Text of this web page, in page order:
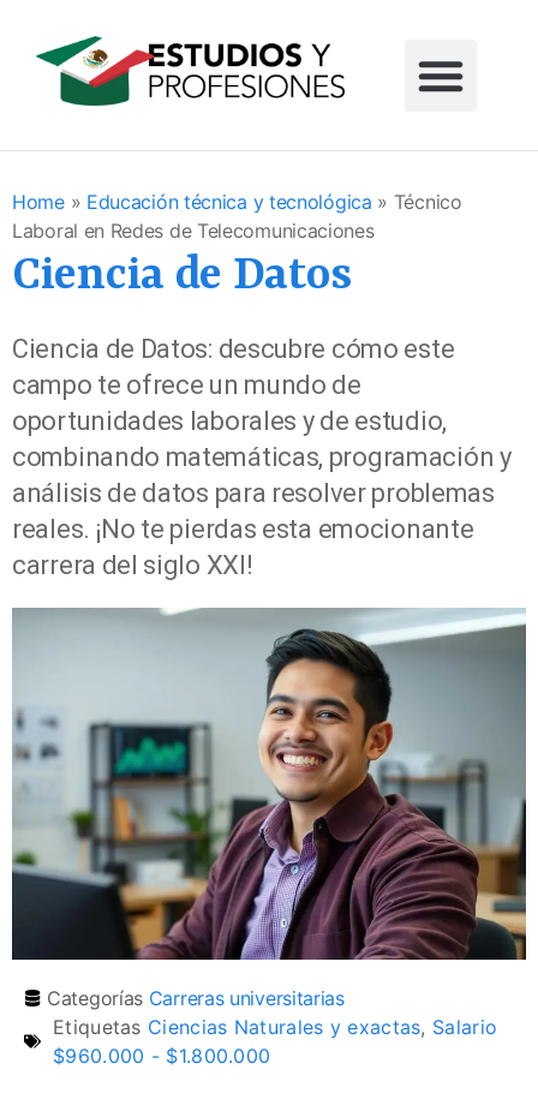
Home» Educación técnica y tecnológica » Técnico
Laboral en Redes de Telecomunicaciones
Ciencia de Datos
Ciencia de Datos: descubre cómo este
campo te ofrece un mundo de
oportunidades laborales y de estudio,
combinando matemáticas, programación y
análisis de datos para resolver problemas
reales. ¡No te pierdas esta emocionante
carrera del siglo XXI!
Categorías Carreras universitarias
Etiquetas Ciencias Naturales y exactas, Salario
$960.000 - $1.800.000